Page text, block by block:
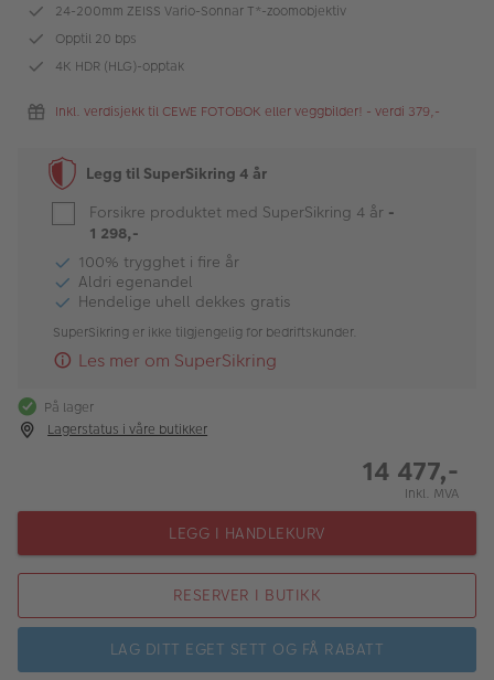
Bildeprodukter
Inspirasjon
Butikkoversikt
24-200mm ZEISS Vario-Sonnar T*-zoomobjektiv
Opptil 20 bps
4K HDR (HLG)-opptak
Inkl. verdisjekk til CEWE FOTOBOK eller veggbilder! - verdi 379,-
Legg til SuperSikring 4 år
Forsikre produktet med SuperSikring 4 år -
1 298,-
100% trygghet i fire år
Aldri egenandel
Hendelige uhell dekkes gratis
SuperSikring er ikke tilgjengelig for bedriftskunder.
Les mer om SuperSikring
På lager
Lagerstatus i våre butikker
14 477,-
Inkl. MVA
LEGG I HANDLEKURV
RESERVER I BUTIKK
LAG DITT EGET SETT OG FÅ RABATT